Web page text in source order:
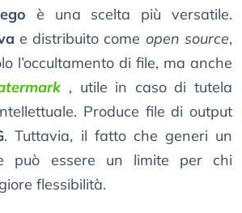
è una scelta più versatile.
e distribuito come open source,
l’occultamento di file, ma anche
, utile in caso di tutela
Produce file di output
. Tuttavia, il fatto che generi un
può essere un limite per chi
flessibilità.